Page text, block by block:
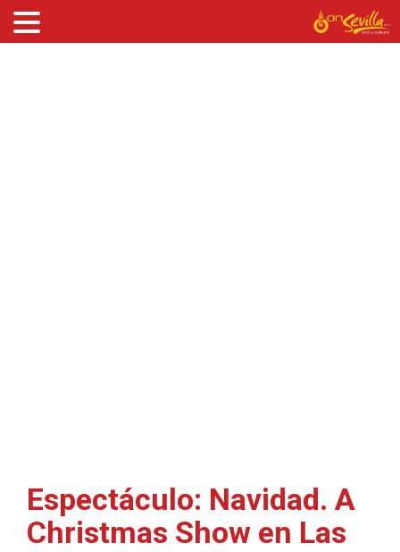
Espectáculo: Navidad. A
Christmas Show en Las